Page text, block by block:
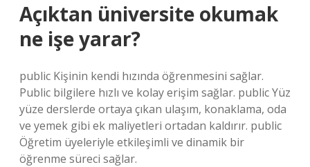
Açıktan üniversite okumak
ne işe yarar?
public Kişinin kendi hızında öğrenmesini sağlar.
Public bilgilere hızlı ve kolay erişim sağlar. public Yüz
yüze derslerde ortaya çıkan ulaşım, konaklama, oda
ve yemek gibi ek maliyetleri ortadan kaldırır. public
Öğretim üyeleriyle etkileşimli ve dinamik bir
öğrenme süreci sağlar.